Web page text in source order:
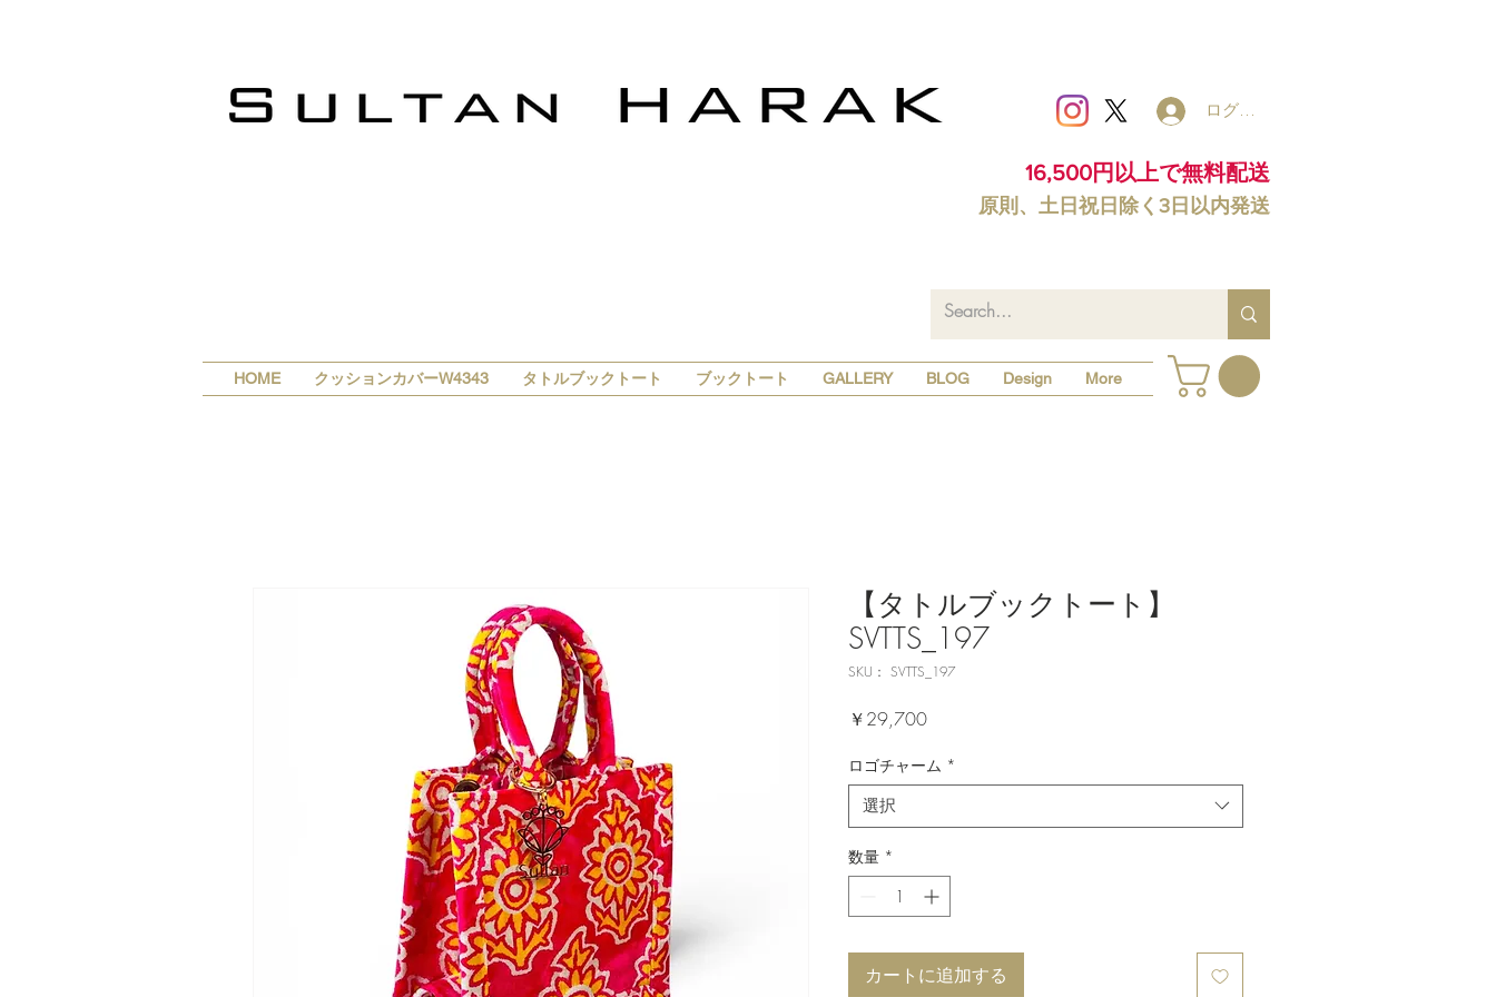
ログイン
16,500円以上で無料配送
原則、土日祝日除く3日以内発送
HOME クッションカバーW4343 タトルブックトート ブックトート GALLERY BLOG Design More
【タトルブックトート】
SVTTS_197
SKU： SVTTS_197
￥29,700価
ロゴチャーム *
選択
数量 *
カートに追加する